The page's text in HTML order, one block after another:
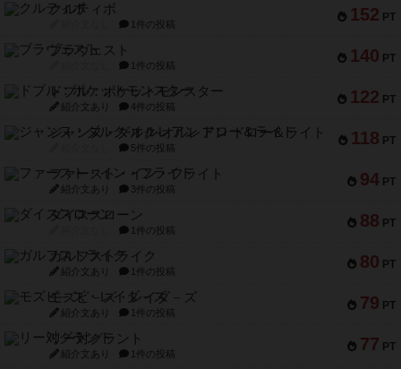
152 PT
クルティボ
1件の投稿
140 PT
ブラヴェスト
1件の投稿
122 PT
ドブル：ポケットモンスター
紹介文あり 4件の投稿
118 PT
ジャンヌ・ダルク-オルレアン ドロー＆ライト
5件の投稿
94 PT
ファースト・イン・フライト
紹介文あり 3件の投稿
88 PT
ダイススローン
1件の投稿
80 PT
ガルフストライク
紹介文あり 1件の投稿
79 PT
モズビ－ズ・レイダ－ズ
紹介文あり 1件の投稿
77 PT
リー対グラント
紹介文あり 1件の投稿